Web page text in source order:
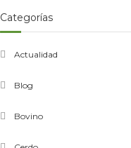
Categorías
Actualidad
Blog
Bovino